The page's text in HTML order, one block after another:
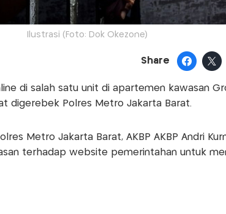
Ilustrasi (Foto: Dok Okezone)
Share
di salah satu unit di apartemen kawasan
digerebek Polres Metro Jakarta Barat.
Metro Jakarta Barat, AKBP AKBP Andri
terhadap website pemerintahan untuk